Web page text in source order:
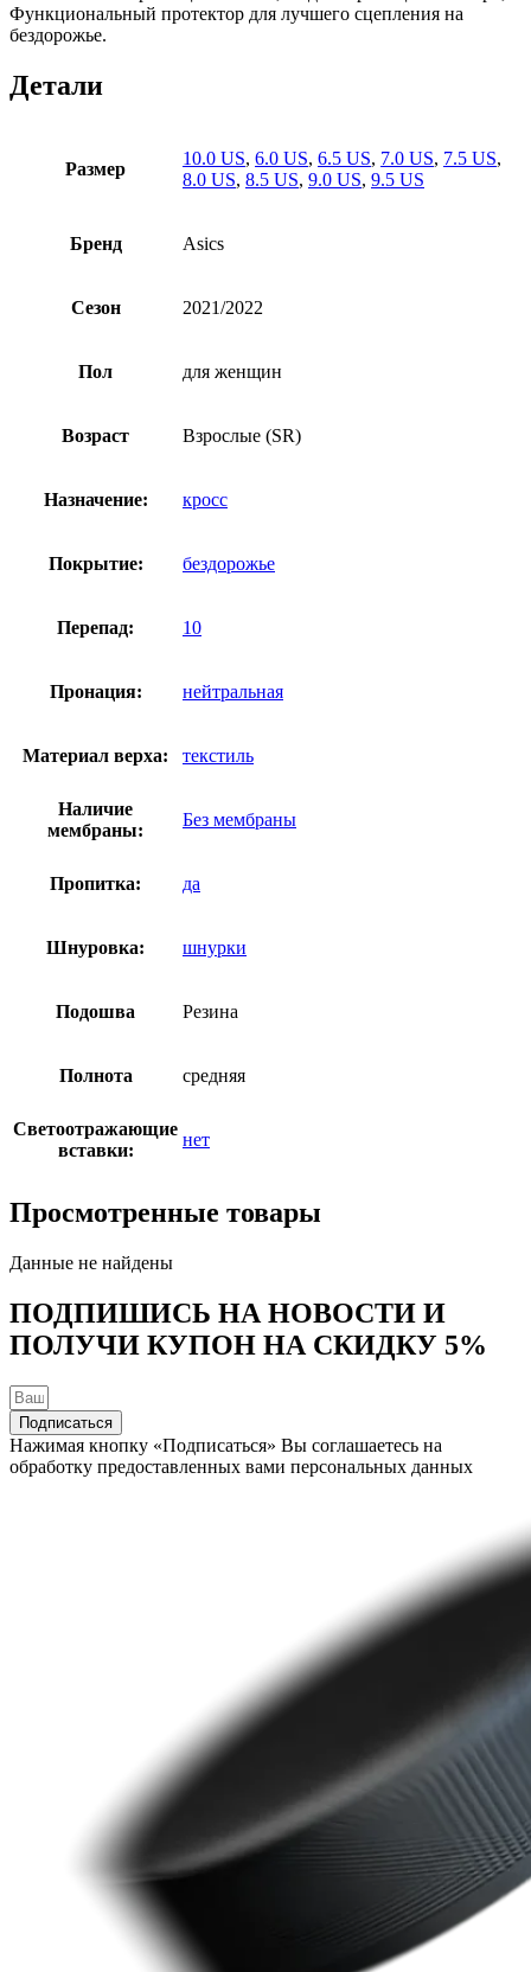
Функциональный протектор для лучшего сцепления на
бездорожье.
Детали
Размер
10.0 US, 6.0 US, 6.5 US, 7.0 US, 7.5 US,
8.0 US, 8.5 US, 9.0 US, 9.5 US
Бренд Asics
Сезон 2021/2022
Пол для женщин
Возраст Взрослые (SR)
Назначение: кросс
Покрытие: бездорожье
Перепад: 10
Пронация: нейтральная
Материал верха: текстиль
Наличие
мембраны:
Без мембраны
Пропитка: да
Шнуровка: шнурки
Подошва Резина
Полнота средняя
Светоотражающие
вставки:
нет
Просмотренные товары
Данные не найдены
ПОДПИШИСЬ НА НОВОСТИ И
ПОЛУЧИ КУПОН НА СКИДКУ 5%
Подписаться
Нажимая кнопку «Подписаться» Вы соглашаетесь на
обработку предоставленных вами персональных данных